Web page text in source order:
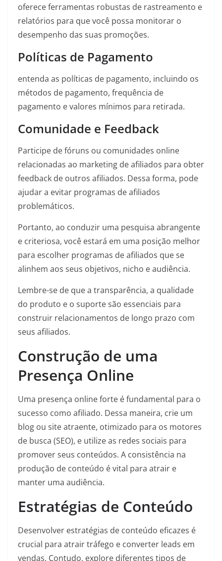
oferece ferramentas robustas de rastreamento e
relatórios para que você possa monitorar o
desempenho das suas promoções.
Políticas de Pagamento
entenda as políticas de pagamento, incluindo os
métodos de pagamento, frequência de
pagamento e valores mínimos para retirada.
Comunidade e Feedback
Participe de fóruns ou comunidades online
relacionadas ao marketing de afiliados para obter
feedback de outros afiliados. Dessa forma, pode
ajudar a evitar programas de afiliados
problemáticos.
Portanto, ao conduzir uma pesquisa abrangente
e criteriosa, você estará em uma posição melhor
para escolher programas de afiliados que se
alinhem aos seus objetivos, nicho e audiência.
Lembre-se de que a transparência, a qualidade
do produto e o suporte são essenciais para
construir relacionamentos de longo prazo com
seus afiliados.
Construção de uma
Presença Online
Uma presença online forte é fundamental para o
sucesso como afiliado. Dessa maneira, crie um
blog ou site atraente, otimizado para os motores
de busca (SEO), e utilize as redes sociais para
promover seus conteúdos. A consistência na
produção de conteúdo é vital para atrair e
manter uma audiência.
Estratégias de Conteúdo
Desenvolver estratégias de conteúdo eficazes é
crucial para atrair tráfego e converter leads em
vendas. Contudo, explore diferentes tipos de